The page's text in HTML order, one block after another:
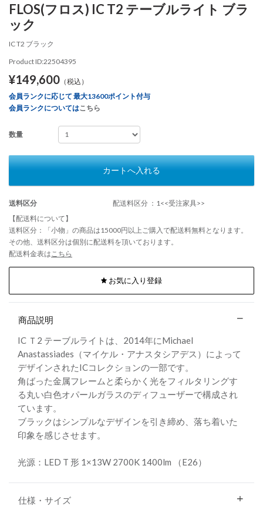
FLOS(フロス) IC T2 テーブルライト ブラ
ック
IC T2 ブラック
Product ID:22504395
¥149,600 （税込）
会員ランクに応じて 最大13600ポイント付与
会員ランクについてはこちら
数量
カートへ入れる
送料区分
配送料区分 ：1<<受注家具>>
【配送料について】
送料区分：「小物」の商品は15000円以上ご購入で配送料無料となります。
その他、送料区分は個別に配送料を頂いております。
配送料金表は こちら
お気に入り登録
商品説明
IC Ｔ2 テーブルライトは、2014年にMichael
Anastassiades（マイケル・アナスタシアデス）によって
デザインされたICコレクションの一部です。
角ばった金属フレームと柔らかく光をフィルタリングす
る丸い白色オパールガラスのディフューザーで構成され
ています。
ブラックはシンプルなデザインを引き締め、落ち着いた
印象を感じさせます。
光源：LED T 形 1×13W 2700K 1400lm （E26）
仕様・サイズ